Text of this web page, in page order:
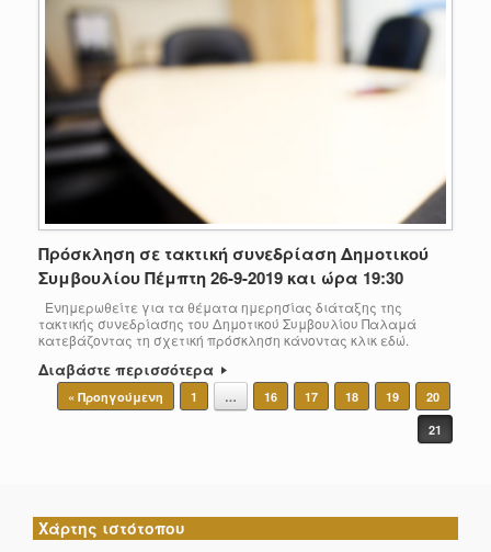
Πρόσκληση σε τακτική συνεδρίαση Δημοτικού
Συμβουλίου Πέμπτη 26-9-2019 και ώρα 19:30
Ενημερωθείτε για τα θέματα ημερησίας διάταξης της
τακτικής συνεδρίασης του Δημοτικού Συμβουλίου Παλαμά
κατεβάζοντας τη σχετική πρόσκληση κάνοντας κλικ εδώ.
Διαβάστε περισσότερα
Post navigation
« Προηγούμενη 1 … 16 17 18 19
20
21
Χάρτης ιστότοπου